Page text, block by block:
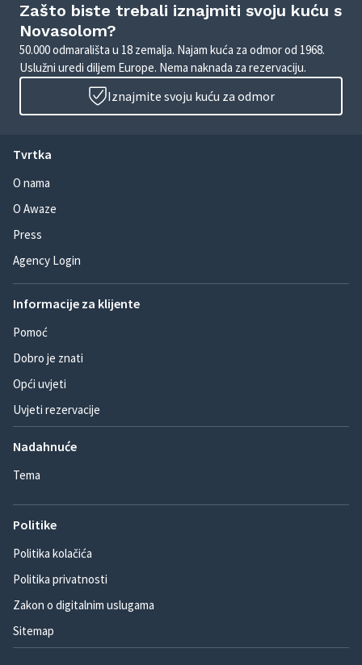
Zašto biste trebali iznajmiti svoju kuću s
Novasolom?
50.000 odmarališta u 18 zemalja. Najam kuća za odmor od 1968.
Uslužni uredi diljem Europe. Nema naknada za rezervaciju.
Iznajmite svoju kuću za odmor
Tvrtka
O nama
O Awaze
Press
Agency Login
Informacije za klijente
Pomoć
Dobro je znati
Opći uvjeti
Uvjeti rezervacije
Nadahnuće
Tema
Politike
Politika kolačića
Politika privatnosti
Zakon o digitalnim uslugama
Sitemap